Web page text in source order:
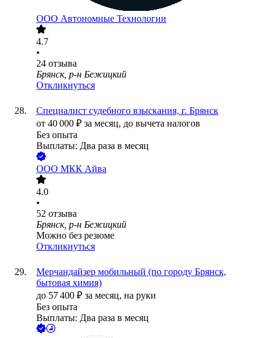
ООО Автономные Технологии
4.7
•
24 отзыва
Брянск, р-н Бежицкий
Откликнуться
Специалист судебного взыскания, г. Брянск
от 40 000 ₽ за месяц, до вычета налогов
Без опыта
Выплаты: Два раза в месяц
ООО МКК Айва
4.0
•
52 отзыва
Брянск, р-н Бежицкий
Можно без резюме
Откликнуться
Мерчандайзер мобильный (по городу Брянск,
бытовая химия)
до 57 400 ₽ за месяц, на руки
Без опыта
Выплаты: Два раза в месяц